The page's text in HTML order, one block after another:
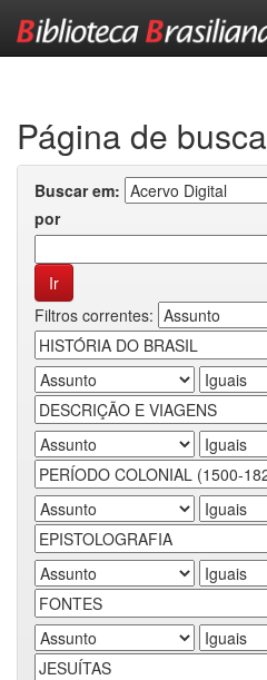
Página de busca
Buscar em:
por
Filtros correntes: